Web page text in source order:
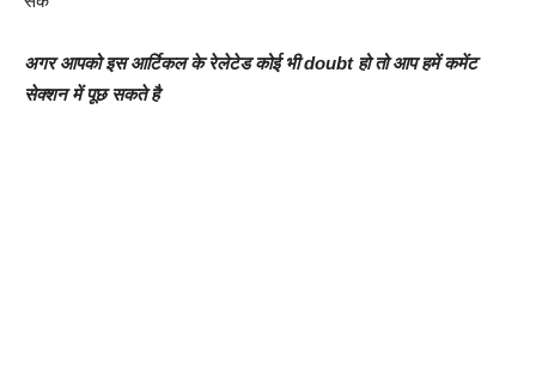
अगर आपको इस आर्टिकल के रेलेटेड कोई भी doubt हो तो आप हमें कमेंट
सेक्शन में पूछ सकते है